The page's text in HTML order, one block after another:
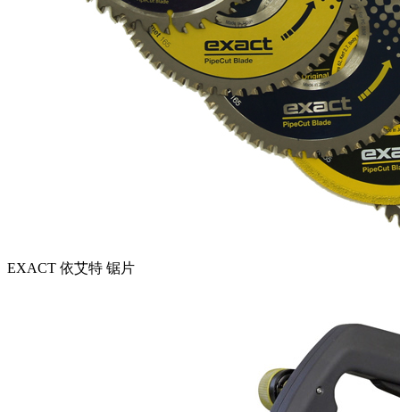
EXACT 依艾特 锯片